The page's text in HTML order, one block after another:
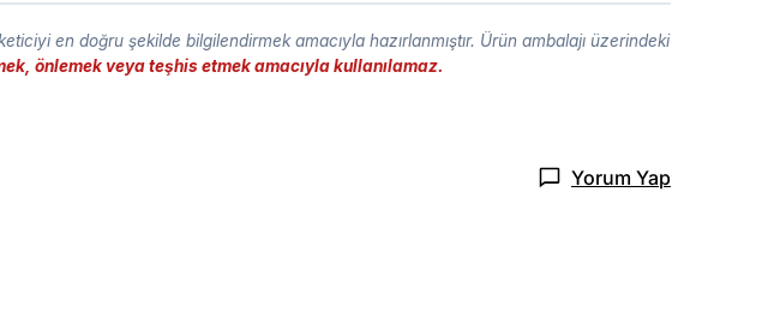
en doğru şekilde bilgilendirmek amacıyla hazırlanmıştır. Ürün ambalajı üzerindeki
önlemek veya teşhis etmek amacıyla kullanılamaz.
Yorum Yap